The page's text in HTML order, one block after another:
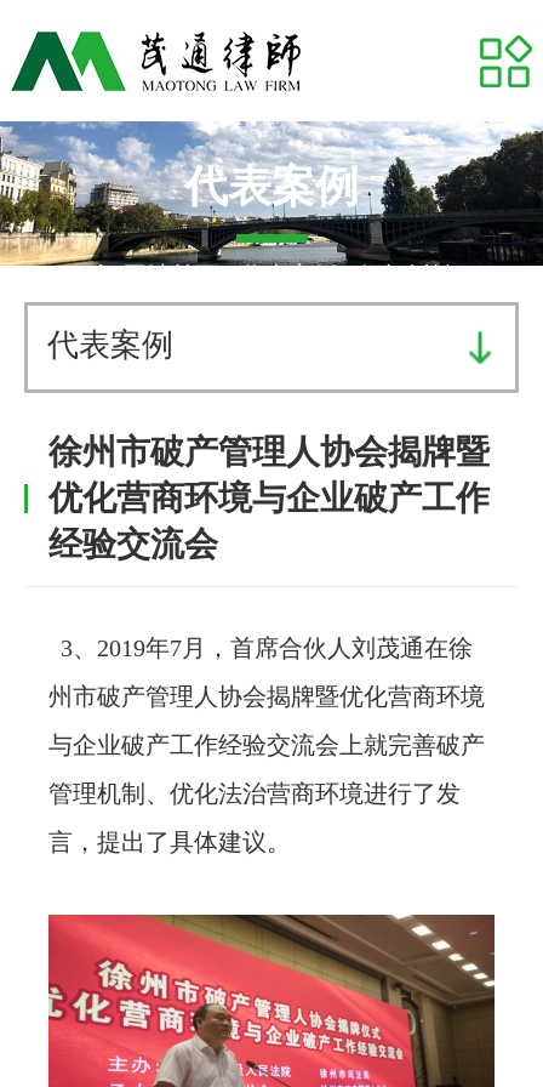
网站首页
专业领域
推荐律师
代表案例
业务研究
茂通动态
茂通帮你
法治体检
联系我们
代表案例
代表案例
徐州市破产管理人协会揭牌暨
优化营商环境与企业破产工作
经验交流会
3、2019年7月，首席合伙人刘茂通在徐
州市破产管理人协会揭牌暨优化营商环境
与企业破产工作经验交流会上就完善破产
管理机制、优化法治营商环境进行了发
言，提出了具体建议。